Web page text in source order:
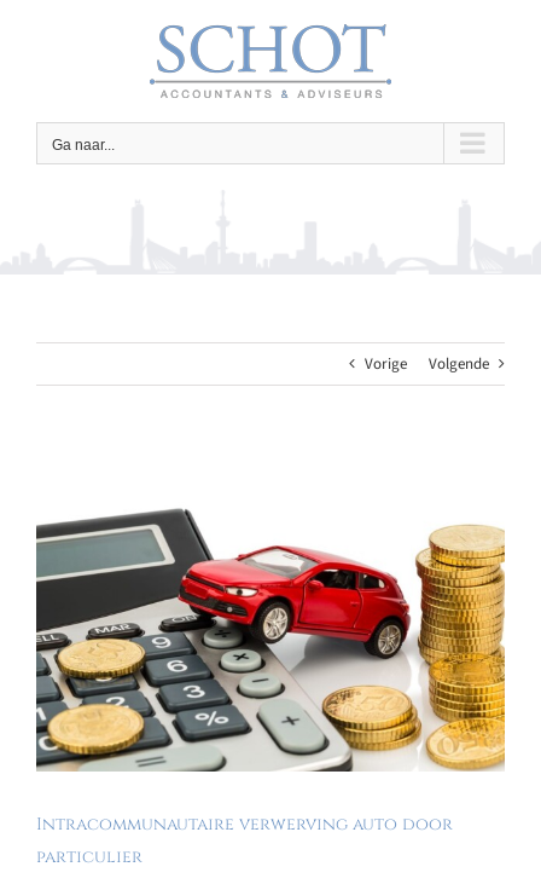
Ga naar...
Vorige Volgende
afbeelding
Intracommunautaire verwerving auto door
particulier